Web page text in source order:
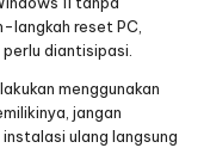
langkah reset PC,
diantisipasi.
menggunakan
jangan
ulang langsung